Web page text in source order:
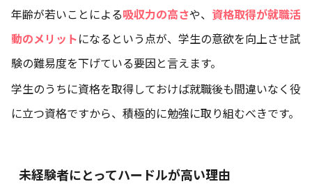
年齢が若いことによる吸収力の高さや、 資格取得が就職活
動のメリットになるという点が、学生の意欲を向上させ試
験の難易度を下げている要因と言えます。
学生のうちに資格を取得しておけば就職後も間違いなく役
に立つ資格ですから、積極的に勉強に取り組むべきです。
未経験者にとってハードルが高い理由